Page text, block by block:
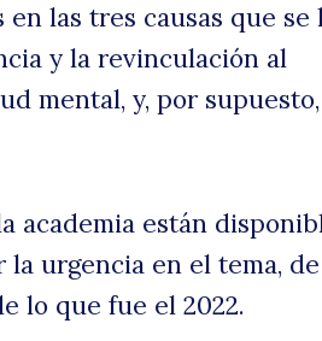
las tres causas que se
y la revinculación al
mental, y, por
academia están
urgencia en el tema, de
lo que fue el 2022.